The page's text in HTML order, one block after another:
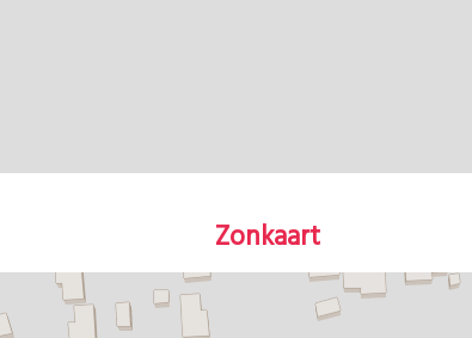
Zonkaart